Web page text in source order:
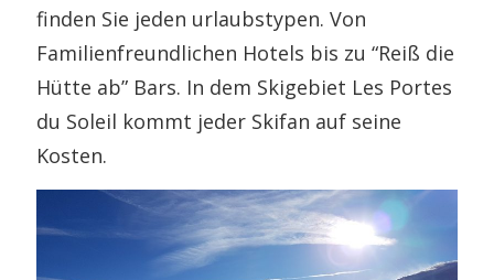
finden Sie jeden urlaubstypen. Von
Familienfreundlichen Hotels bis zu “Reiß die
Hütte ab” Bars. In dem Skigebiet Les Portes
du Soleil kommt jeder Skifan auf seine
Kosten.